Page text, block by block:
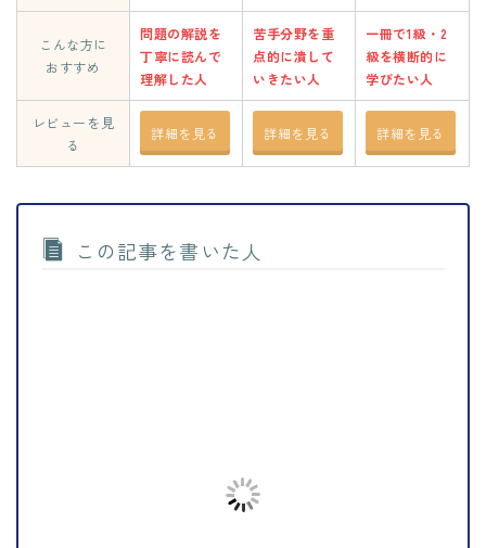
こんな方に
おすすめ
問題の解説を
丁寧に読んで
理解した人
苦手分野を重
点的に潰して
いきたい人
一冊で1級・2
級を横断的に
学びたい人
レビューを見
る
詳細を見る 詳細を見る 詳細を見る
この記事を書いた人